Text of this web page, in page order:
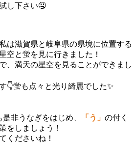
し下さい🤤
は滋賀県と岐阜県の県境に位置する
空と蛍を見に行きました！
、満天の星空を見ることができまし
👇蛍も点々と光り綺麗でした✨
非うなぎをはじめ、 「う」 の付く
をしましょう！
くださいね！